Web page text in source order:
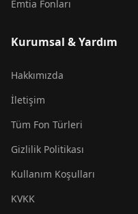
Emtia Fonları
Kurumsal & Yardım
Hakkımızda
İletişim
Tüm Fon Türleri
Gizlilik Politikası
Kullanım Koşulları
KVKK